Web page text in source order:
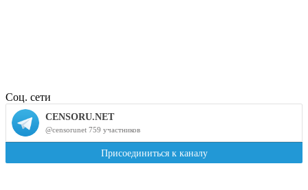
Соц. сети